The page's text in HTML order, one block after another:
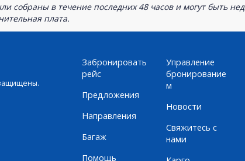
собраны в течение последних 48 часов и могут быть
плата.
Забронировать
рейс
Предложения
Направления
Багаж
Помощь
Управление
бронирование
м
Новости
Свяжитесь с
нами